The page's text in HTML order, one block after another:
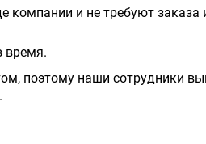
компании и не требуют
время.
поэтому наши сотрудники